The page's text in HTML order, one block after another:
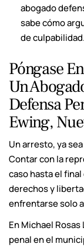
abogado
sabe cómo
de culpabilidad.
Póngase
Un
Defensa
Ewing,
Un arresto, ya
Contar con la
caso hasta el
derechos y
enfrentarse solo
En Michael
penal en el